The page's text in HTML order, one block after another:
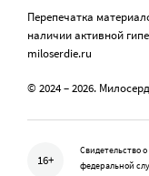
Перепечатка
наличии активной
miloserdie.ru
© 2024 – 2026.
16+
Свидетельство
федеральной